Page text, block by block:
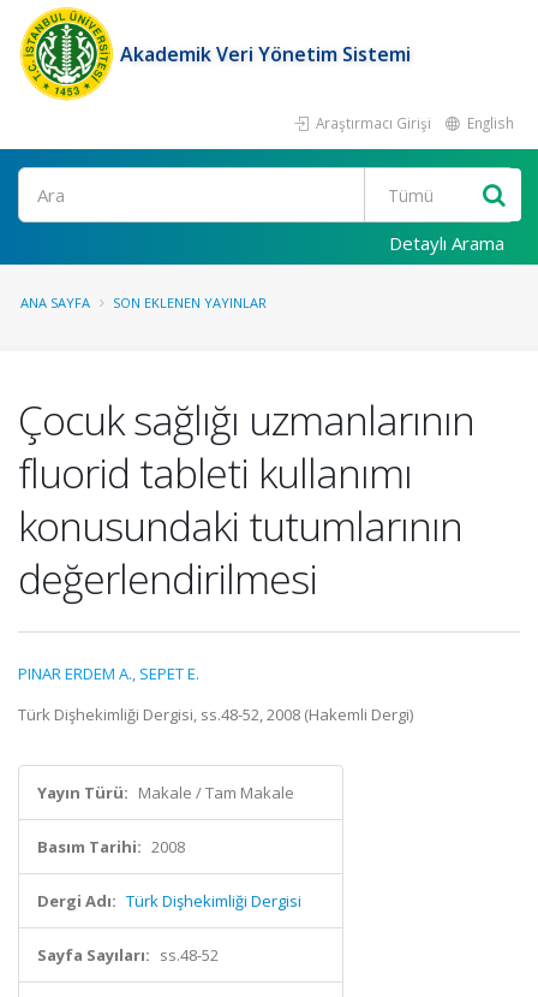
Akademik Veri Yönetim Sistemi
Araştırmacı Girişi English
Ara
Detaylı Arama
ANA SAYFA SON EKLENEN YAYINLAR
Çocuk sağlığı uzmanlarının
fluorid tableti kullanımı
konusundaki tutumlarının
değerlendirilmesi
PINAR ERDEM A., SEPET E.
Türk Dişhekimliği Dergisi, ss.48-52, 2008 (Hakemli Dergi)
Yayın Türü: Makale / Tam Makale
Basım Tarihi: 2008
Dergi Adı: Türk Dişhekimliği Dergisi
Sayfa Sayıları: ss.48-52